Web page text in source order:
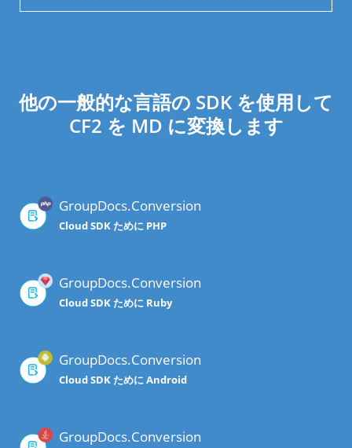
他の一般的な言語の SDK を使用して
CF2 を MD に変換します
GroupDocs.Conversion
Cloud SDK ために PHP
GroupDocs.Conversion
Cloud SDK ために Ruby
GroupDocs.Conversion
Cloud SDK ために Android
GroupDocs.Conversion